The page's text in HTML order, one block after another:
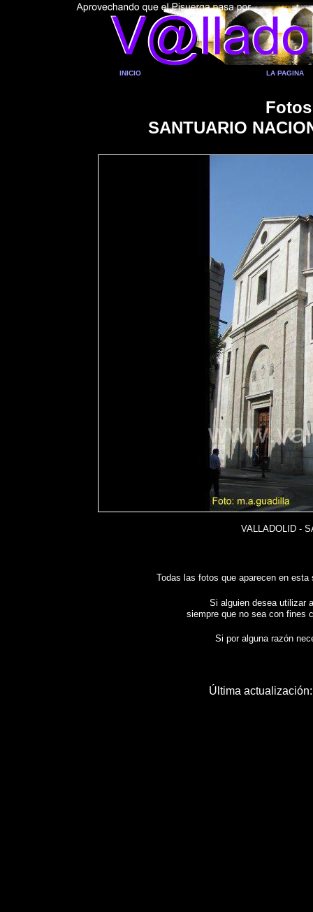
INICIO LA PAGINA
SANTUARIO
VALLADOLID -
Todas las fotos que aparecen en esta
Si alguien desea utilizar
siempre que no sea con fines
Si por alguna razón
Última